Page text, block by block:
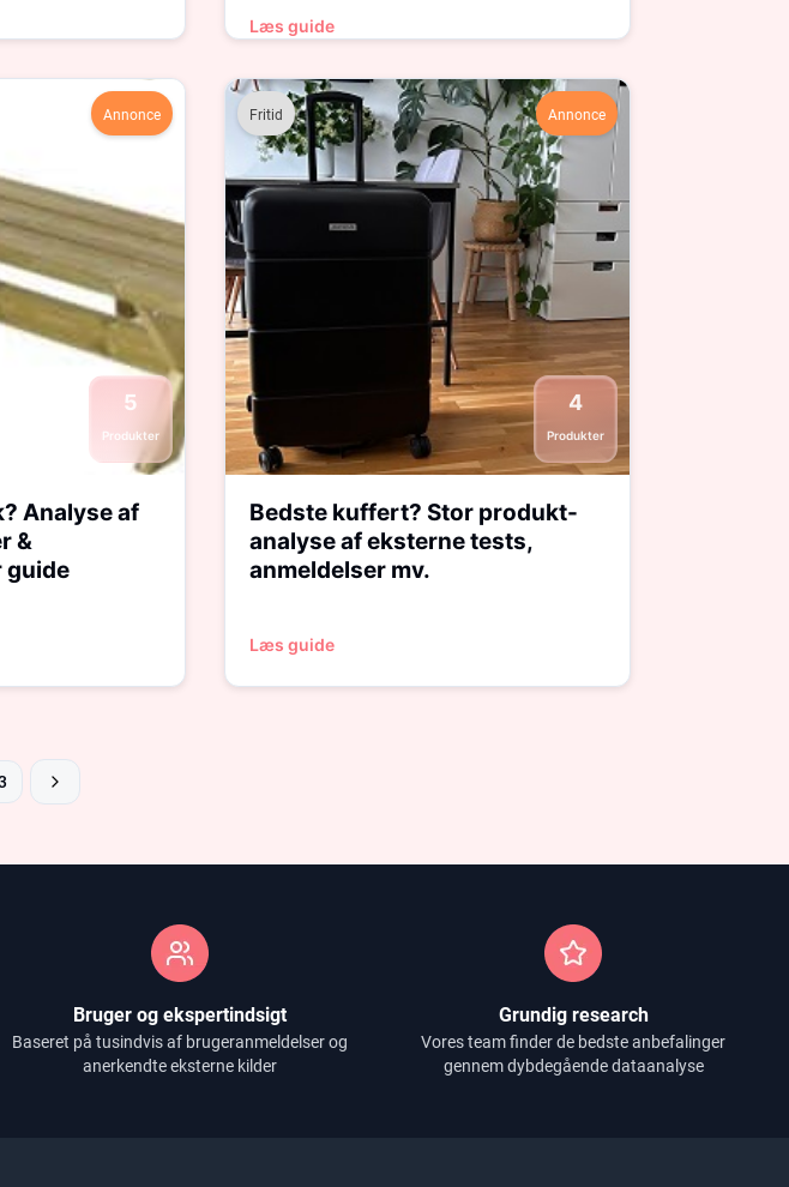
Læs guide
Annonce
5
Produkter
Analyse af
&
guide
Fritid Annonce
4
Produkter
Bedste kuffert? Stor produkt-
analyse af eksterne tests,
anmeldelser mv.
Læs guide
Bruger og ekspertindsigt
Baseret på tusindvis af brugeranmeldelser og
anerkendte eksterne kilder
Grundig research
Vores team finder de bedste anbefalinger
gennem dybdegående dataanalyse